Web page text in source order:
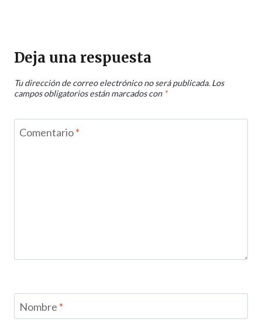
Deja una respuesta
Tu dirección de correo electrónico no será publicada. Los
campos obligatorios están marcados con *
Comentario*
Nombre *